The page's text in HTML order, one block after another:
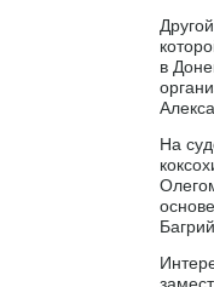
в
На
Багрий.